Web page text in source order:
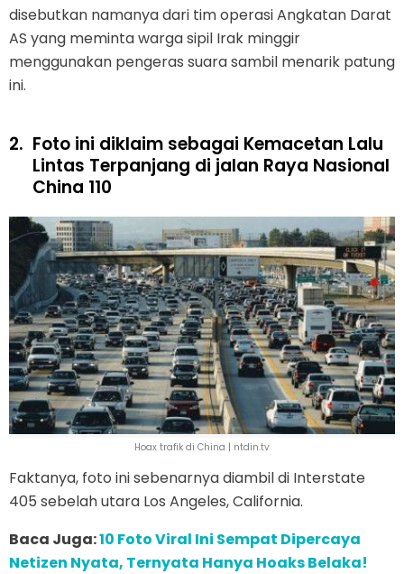
disebutkan namanya dari tim operasi Angkatan Darat
AS yang meminta warga sipil Irak minggir
menggunakan pengeras suara sambil menarik patung
ini.
2. Foto ini diklaim sebagai Kemacetan Lalu
Lintas Terpanjang di jalan Raya Nasional
China 110
Hoax trafik di China | ntdin.tv
Faktanya, foto ini sebenarnya diambil di Interstate
405 sebelah utara Los Angeles, California.
Baca Juga:10 Foto Viral Ini Sempat Dipercaya
Netizen Nyata, Ternyata Hanya Hoaks Belaka!